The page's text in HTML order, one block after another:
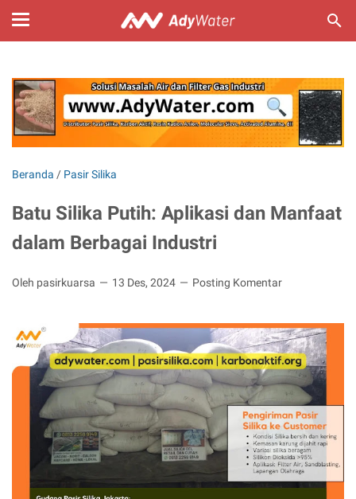
Beranda / Pasir Silika
Batu Silika Putih: Aplikasi dan Manfaat
dalam Berbagai Industri
Oleh pasirkuarsa 13 Des, 2024 Posting Komentar